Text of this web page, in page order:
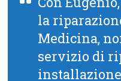
la
Medicina,
servizio di